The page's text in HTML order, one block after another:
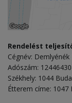
Rendelést
Cégnév:
Adószám:
Székhely: 1044
Étterem címe: 1047